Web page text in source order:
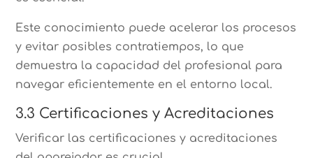
Este conocimiento puede acelerar los procesos
y evitar posibles contratiempos, lo que
demuestra la capacidad del profesional para
navegar eficientemente en el entorno local.
3.3 Certificaciones y Acreditaciones
Verificar las certificaciones y acreditaciones